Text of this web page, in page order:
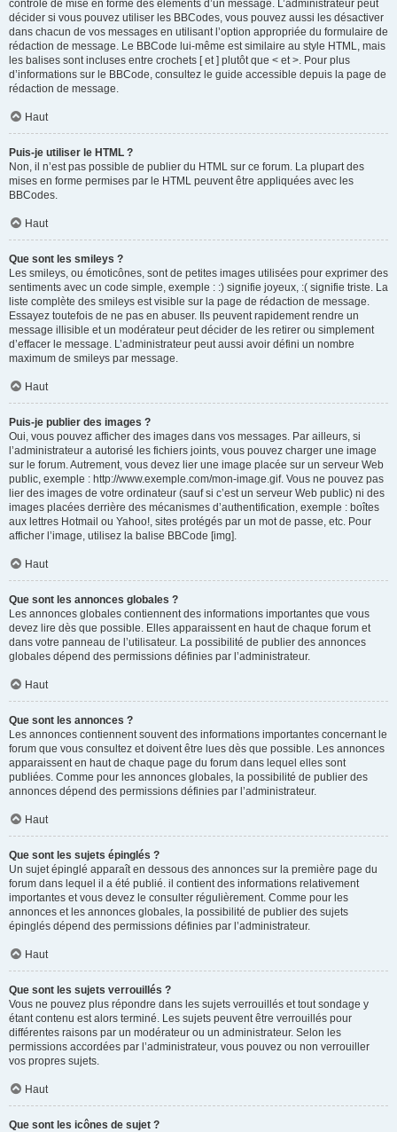
contrôle de mise en forme des éléments d’un message. L’administrateur peut
décider si vous pouvez utiliser les BBCodes, vous pouvez aussi les désactiver
dans chacun de vos messages en utilisant l’option appropriée du formulaire de
rédaction de message. Le BBCode lui-même est similaire au style HTML, mais
les balises sont incluses entre crochets [ et ] plutôt que < et >. Pour plus
d’informations sur le BBCode, consultez le guide accessible depuis la page de
rédaction de message.
Haut
Puis-je utiliser le HTML ?
Non, il n’est pas possible de publier du HTML sur ce forum. La plupart des
mises en forme permises par le HTML peuvent être appliquées avec les
BBCodes.
Haut
Que sont les smileys ?
Les smileys, ou émoticônes, sont de petites images utilisées pour exprimer des
sentiments avec un code simple, exemple : :) signifie joyeux, :( signifie triste. La
liste complète des smileys est visible sur la page de rédaction de message.
Essayez toutefois de ne pas en abuser. Ils peuvent rapidement rendre un
message illisible et un modérateur peut décider de les retirer ou simplement
d’effacer le message. L’administrateur peut aussi avoir défini un nombre
maximum de smileys par message.
Haut
Puis-je publier des images ?
Oui, vous pouvez afficher des images dans vos messages. Par ailleurs, si
l’administrateur a autorisé les fichiers joints, vous pouvez charger une image
sur le forum. Autrement, vous devez lier une image placée sur un serveur Web
public, exemple : http://www.exemple.com/mon-image.gif. Vous ne pouvez pas
lier des images de votre ordinateur (sauf si c’est un serveur Web public) ni des
images placées derrière des mécanismes d’authentification, exemple : boîtes
aux lettres Hotmail ou Yahoo!, sites protégés par un mot de passe, etc. Pour
afficher l’image, utilisez la balise BBCode [img].
Haut
Que sont les annonces globales ?
Les annonces globales contiennent des informations importantes que vous
devez lire dès que possible. Elles apparaissent en haut de chaque forum et
dans votre panneau de l’utilisateur. La possibilité de publier des annonces
globales dépend des permissions définies par l’administrateur.
Haut
Que sont les annonces ?
Les annonces contiennent souvent des informations importantes concernant le
forum que vous consultez et doivent être lues dès que possible. Les annonces
apparaissent en haut de chaque page du forum dans lequel elles sont
publiées. Comme pour les annonces globales, la possibilité de publier des
annonces dépend des permissions définies par l’administrateur.
Haut
Que sont les sujets épinglés ?
Un sujet épinglé apparaît en dessous des annonces sur la première page du
forum dans lequel il a été publié. il contient des informations relativement
importantes et vous devez le consulter régulièrement. Comme pour les
annonces et les annonces globales, la possibilité de publier des sujets
épinglés dépend des permissions définies par l’administrateur.
Haut
Que sont les sujets verrouillés ?
Vous ne pouvez plus répondre dans les sujets verrouillés et tout sondage y
étant contenu est alors terminé. Les sujets peuvent être verrouillés pour
différentes raisons par un modérateur ou un administrateur. Selon les
permissions accordées par l’administrateur, vous pouvez ou non verrouiller
vos propres sujets.
Haut
Que sont les icônes de sujet ?